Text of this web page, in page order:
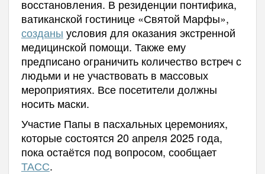
восстановления. В резиденции понтифика,
ватиканской гостинице «Святой Марфы»,
созданы условия для оказания экстренной
медицинской помощи. Также ему
предписано ограничить количество встреч с
людьми и не участвовать в массовых
мероприятиях. Все посетители должны
носить маски.
Участие Папы в пасхальных церемониях,
которые состоятся 20 апреля 2025 года,
пока остаётся под вопросом, сообщает
ТАСС.